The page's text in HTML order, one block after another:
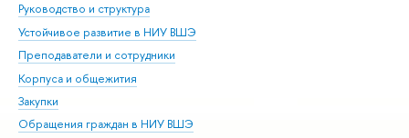
Руководство и структура
Устойчивое развитие в НИУ ВШЭ
Преподаватели и сотрудники
Корпуса и общежития
Закупки
Обращения граждан в НИУ ВШЭ